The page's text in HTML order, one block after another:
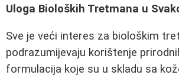
Uloga Bioloških Tretmana u
Sve je veći interes za biološkim
podrazumijevaju korištenje
formulacija koje su u skladu sa